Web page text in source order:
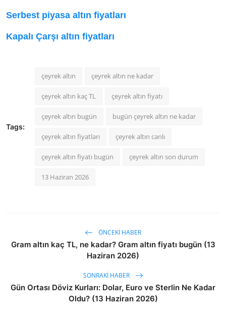
Serbest piyasa altın fiyatları
Kapalı Çarşı altın fiyatları
Tags:
çeyrek altın çeyrek altın ne kadar
çeyrek altın kaç TL çeyrek altın fiyatı
çeyrek altın bugün bugün çeyrek altın ne kadar
çeyrek altın fiyatları çeyrek altın canlı
çeyrek altın fiyatı bugün çeyrek altın son durum
13 Haziran 2026
ÖNCEKI HABER
Gram altın kaç TL, ne kadar? Gram altın fiyatı bugün (13
Haziran 2026)
SONRAKI HABER
Gün Ortası Döviz Kurları: Dolar, Euro ve Sterlin Ne Kadar
Oldu? (13 Haziran 2026)